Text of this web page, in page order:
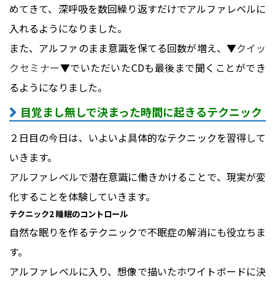
めてきて、深呼吸を数回繰り返すだけでアルファレベルに
入れるようになりました。
また、アルファのまま意識を保てる回数が増え、▼クイッ
クセミナー▼でいただいたCDも最後まで聞くことができ
るようになりました。
目覚まし無しで決まった時間に起きるテクニック
２日目の今日は、いよいよ具体的なテクニックを習得して
いきます。
アルファレベルで潜在意識に働きかけることで、現実が変
化することを体験していきます。
テクニック2 睡眠のコントロール
自然な眠りを作るテクニックで不眠症の解消にも役立ちま
す。
アルファレベルに入り、想像で描いたホワイトボードに決